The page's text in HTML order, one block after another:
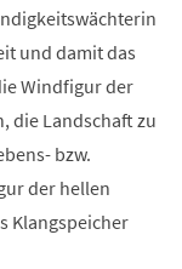
und damit das
Windfigur der
die Landschaft zu
bzw.
der hellen
Klangspeicher